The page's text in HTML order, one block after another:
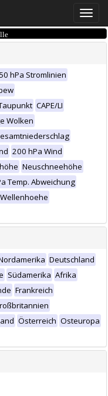
Toggle
hPa Stromlinien
CAPE/LI
Wolken
200 hPa Wind
Neuschneehöhe
Temp. Abweichung
Wellenhoehe
Deutschland
Südamerika Afrika
Frankreich
Österreich Osteuropa